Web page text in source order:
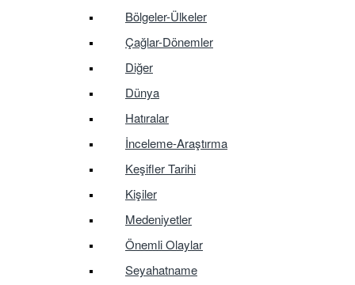
Bölgeler-Ülkeler
Çağlar-Dönemler
Diğer
Dünya
Hatıralar
İnceleme-Araştırma
Keşifler Tarihi
Kişiler
Medeniyetler
Önemli Olaylar
Seyahatname